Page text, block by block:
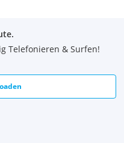
Telefonieren & Surfen!